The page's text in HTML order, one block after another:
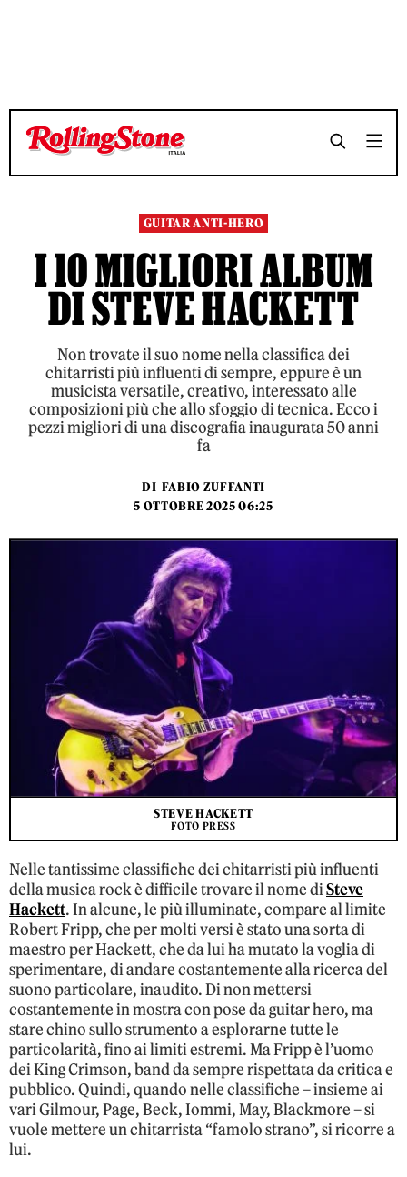
TEMPO DI LETTURA 9 MINUTI SHARE
TEMPO DI LETTURA 9 MINUTI SHARE
GUITAR ANTI-HERO
I 10 MIGLIORI ALBUM
DI STEVE HACKETT
Non trovate il suo nome nella classifica dei
chitarristi più influenti di sempre, eppure è un
musicista versatile, creativo, interessato alle
composizioni più che allo sfoggio di tecnica. Ecco i
pezzi migliori di una discografia inaugurata 50 anni
fa
DI FABIO ZUFFANTI
5 OTTOBRE 2025 06:25
STEVE HACKETT
FOTO PRESS
Nelle tantissime classifiche dei chitarristi più influenti
della musica rock è difficile trovare il nome diSteve
Hackett. In alcune, le più illuminate, compare al limite
Robert Fripp, che per molti versi è stato una sorta di
maestro per Hackett, che da lui ha mutato la voglia di
sperimentare, di andare costantemente alla ricerca del
suono particolare, inaudito. Di non mettersi
costantemente in mostra con pose da guitar hero, ma
stare chino sullo strumento a esplorarne tutte le
particolarità, fino ai limiti estremi. Ma Fripp è l’uomo
dei King Crimson, band da sempre rispettata da critica e
pubblico. Quindi, quando nelle classifiche – insieme ai
vari Gilmour, Page, Beck, Iommi, May, Blackmore – si
vuole mettere un chitarrista “famolo strano”, si ricorre a
lui.